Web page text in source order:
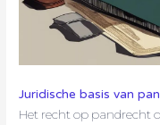
Juridische basis van
Het recht op pandrecht